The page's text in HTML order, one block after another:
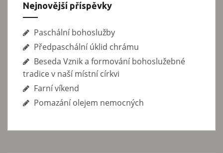
Nejnovější příspěvky
Paschální bohoslužby
Předpaschální úklid chrámu
Beseda Vznik a formování bohoslužebné
tradice v naší místní církvi
Farní víkend
Pomazání olejem nemocných